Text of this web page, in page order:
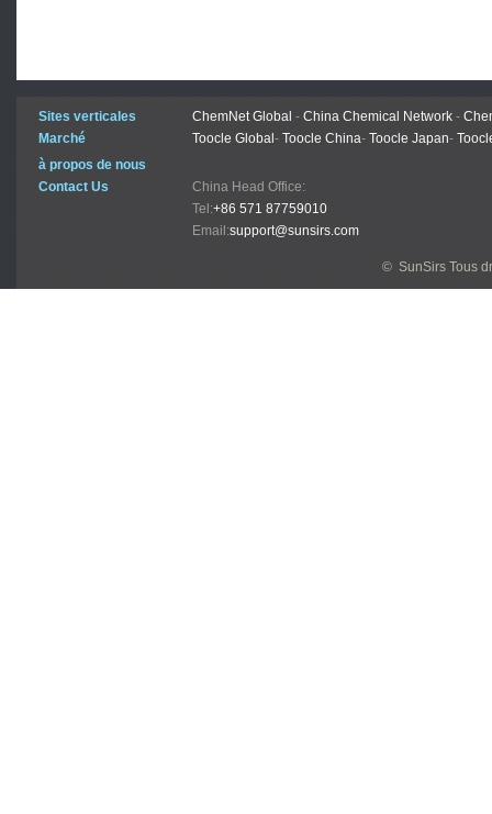
Sites verticales ChemNet Global - China Chemical Network -
Marché
Toocle Global - Toocle China- Toocle Japan-
à propos de nous
Contact Us
China Head Office:
Tel:+86 571 87759010
Email:support@sunsirs.com
© SunSirs Tous